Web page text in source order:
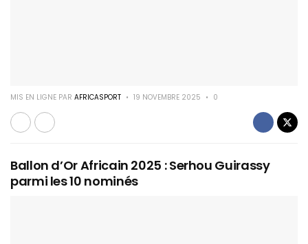
MIS EN LIGNE PAR AFRICASPORT 19 NOVEMBRE 2025 0
Ballon d’Or Africain 2025 : Serhou Guirassy
parmi les 10 nominés